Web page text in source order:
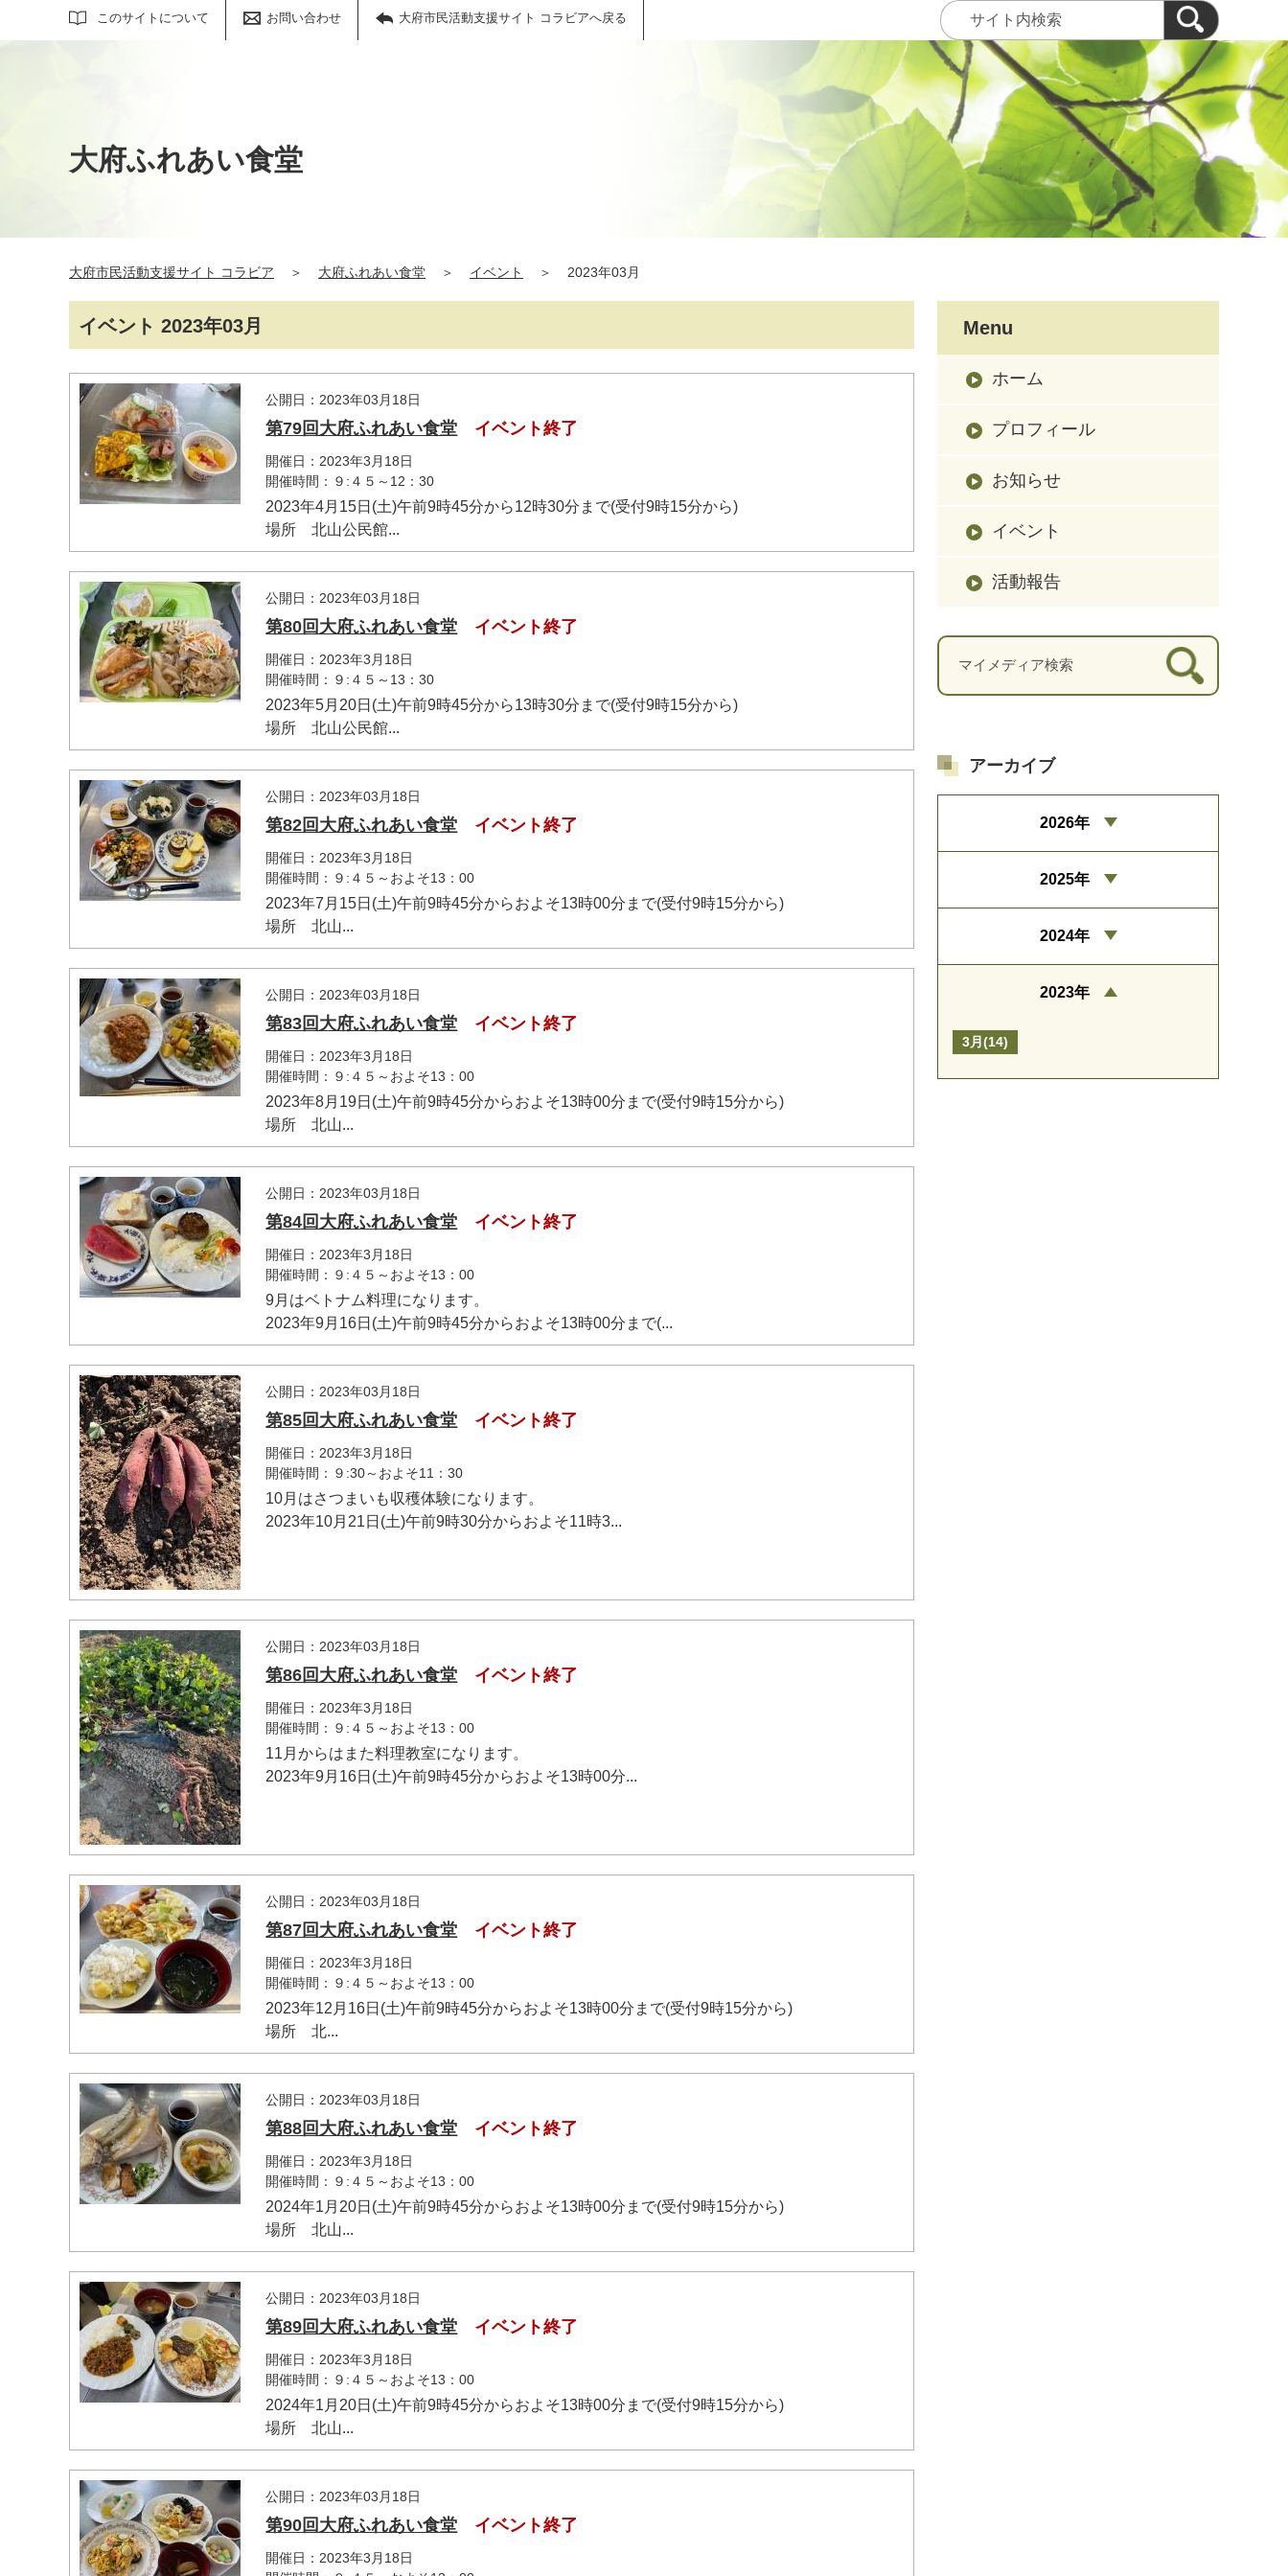
このサイトについて お問い合わせ 大府市民活動支援サイト コラビアへ戻る
サイト内検索
大府ふれあい食堂
大府市民活動支援サイト コラビア ＞ 大府ふれあい食堂 ＞ イベント ＞ 2023年03月
イベント 2023年03月
公開日：2023年03月18日
第79回大府ふれあい食堂 イベント終了
開催日：2023年3月18日
開催時間：９:４５～12：30
2023年4月15日(土)午前9時45分から12時30分まで(受付9時15分から)
場所 北山公民館...
公開日：2023年03月18日
第80回大府ふれあい食堂 イベント終了
開催日：2023年3月18日
開催時間：９:４５～13：30
2023年5月20日(土)午前9時45分から13時30分まで(受付9時15分から)
場所 北山公民館...
公開日：2023年03月18日
第82回大府ふれあい食堂 イベント終了
開催日：2023年3月18日
開催時間：９:４５～およそ13：00
2023年7月15日(土)午前9時45分からおよそ13時00分まで(受付9時15分から)
場所 北山...
公開日：2023年03月18日
第83回大府ふれあい食堂 イベント終了
開催日：2023年3月18日
開催時間：９:４５～およそ13：00
2023年8月19日(土)午前9時45分からおよそ13時00分まで(受付9時15分から)
場所 北山...
公開日：2023年03月18日
第84回大府ふれあい食堂 イベント終了
開催日：2023年3月18日
開催時間：９:４５～およそ13：00
9月はベトナム料理になります。
2023年9月16日(土)午前9時45分からおよそ13時00分まで(...
公開日：2023年03月18日
第85回大府ふれあい食堂 イベント終了
開催日：2023年3月18日
開催時間：９:30～およそ11：30
10月はさつまいも収穫体験になります。
2023年10月21日(土)午前9時30分からおよそ11時3...
公開日：2023年03月18日
第86回大府ふれあい食堂 イベント終了
開催日：2023年3月18日
開催時間：９:４５～およそ13：00
11月からはまた料理教室になります。
2023年9月16日(土)午前9時45分からおよそ13時00分...
公開日：2023年03月18日
第87回大府ふれあい食堂 イベント終了
開催日：2023年3月18日
開催時間：９:４５～およそ13：00
2023年12月16日(土)午前9時45分からおよそ13時00分まで(受付9時15分から)
場所 北...
公開日：2023年03月18日
第88回大府ふれあい食堂 イベント終了
開催日：2023年3月18日
開催時間：９:４５～およそ13：00
2024年1月20日(土)午前9時45分からおよそ13時00分まで(受付9時15分から)
場所 北山...
公開日：2023年03月18日
第89回大府ふれあい食堂 イベント終了
開催日：2023年3月18日
開催時間：９:４５～およそ13：00
2024年1月20日(土)午前9時45分からおよそ13時00分まで(受付9時15分から)
場所 北山...
公開日：2023年03月18日
第90回大府ふれあい食堂 イベント終了
開催日：2023年3月18日
Menu
ホーム
プロフィール
お知らせ
イベント
活動報告
マイメディア検索
アーカイブ
2026年
2025年
2024年
2023年
3月(14)